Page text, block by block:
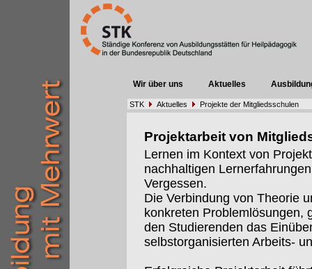
Wir über uns Aktuelles
STK Aktuelles Projekte der Mitgliedsschulen
Projektarbeit von
Lernen im Kontext von
nachhaltigen
Vergessen.
Die Verbindung von Theorie
konkreten Problemlösungen,
den Studierenden das
selbstorganisierten Arbeits-